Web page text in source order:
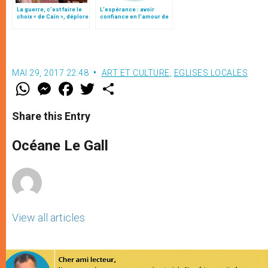
La guerre, c’est faire le
choix « de Caïn », déplore
L‘espérance : avoir
confiance en l’amour de
MAI 29, 2017 22:48 ART ET CULTURE, EGLISES LOCALES
W
t
s
p
p
M
e
s
e
g
e
F
a
e
b
o
k
w
r
Share this Entry
Océane Le Gall
View all articles